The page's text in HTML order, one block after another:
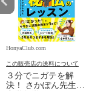
HonyaClub.com
この販売店の送料について
３分でニガテを解
決！ さかぽん先生の